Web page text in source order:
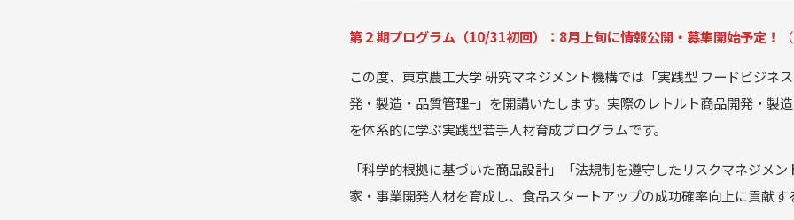
第２期プログラム（10/31初回）：8月上旬に情報公開・募集開始予定！
この度、東京農工大学 研究マネジメント機構では「実践型 フードビジネ
発・製造・品質管理−」を開講いたします。実際のレトルト商品開発・製
を体系的に学ぶ実践型若手人材育成プログラムです。
「科学的根拠に基づいた商品設計」「法規制を遵守したリスクマネジメ
家・事業開発人材を育成し、食品スタートアップの成功確率向上に貢献す